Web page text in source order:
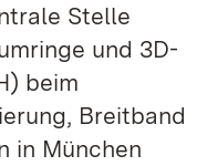
Stelle
und 3D-
beim
Breitband
in München